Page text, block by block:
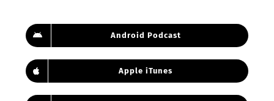
Android Podcast
Apple iTunes